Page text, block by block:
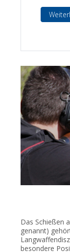
Das Schießen
genannt)
besondere